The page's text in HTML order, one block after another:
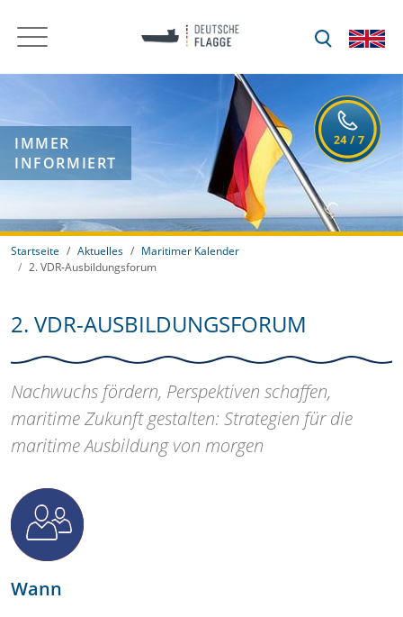
IMMER
INFORMIERT
Startseite Aktuelles
Maritimer Kalender
2. VDR-Ausbildungsforum
2. VDR-AUSBILDUNGSFORUM
Nachwuchs fördern, Perspektiven schaffen,
maritime Zukunft gestalten: Strategien für die
maritime Ausbildung von morgen
Wann